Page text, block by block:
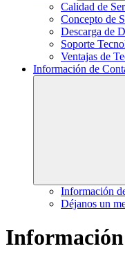
Calidad de
Concepto de
Descarga de
Soporte
Ventajas de
Información de
Información
Déjanos un